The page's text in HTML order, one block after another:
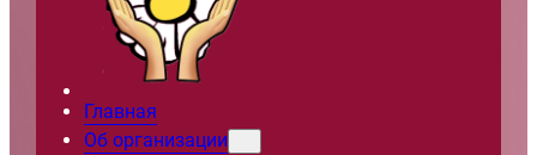
Главная
Об организации